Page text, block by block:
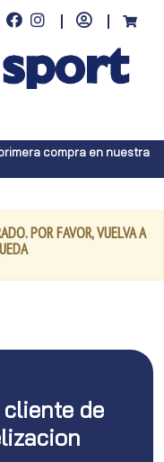
compra en nuestra
POR FAVOR, VUELVA A
cliente de